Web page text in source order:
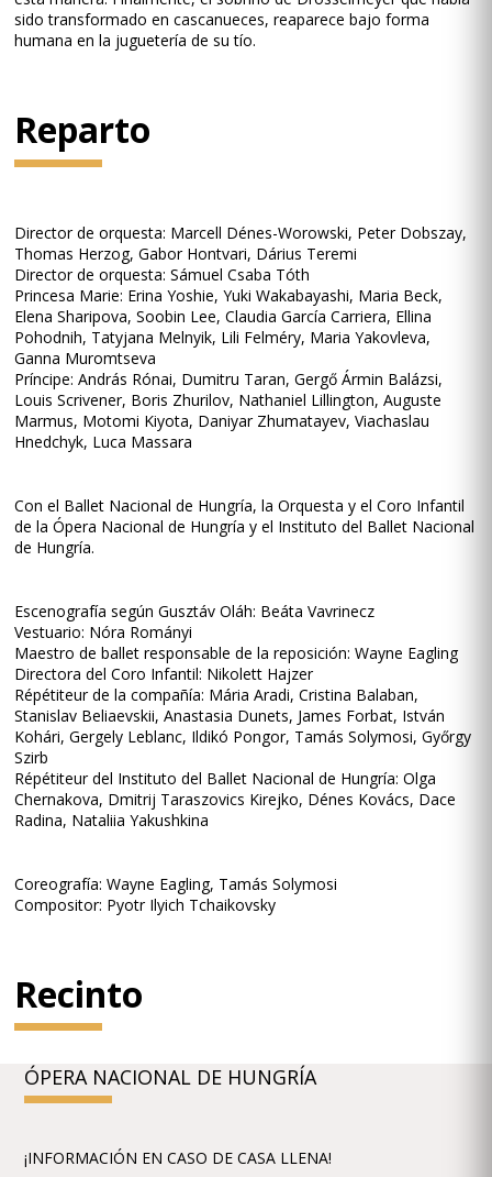
sido transformado en cascanueces, reaparece bajo forma
humana en la juguetería de su tío.
Reparto
Director de orquesta: Marcell Dénes-Worowski, Peter Dobszay,
Thomas Herzog, Gabor Hontvari, Dárius Teremi
Director de orquesta: Sámuel Csaba Tóth
Princesa Marie: Erina Yoshie, Yuki Wakabayashi, Maria Beck,
Elena Sharipova, Soobin Lee, Claudia García Carriera, Ellina
Pohodnih, Tatyjana Melnyik, Lili Felméry, Maria Yakovleva,
Ganna Muromtseva
Príncipe: András Rónai, Dumitru Taran, Gergő Ármin Balázsi,
Louis Scrivener, Boris Zhurilov, Nathaniel Lillington, Auguste
Marmus, Motomi Kiyota, Daniyar Zhumatayev, Viachaslau
Hnedchyk, Luca Massara
Con el Ballet Nacional de Hungría, la Orquesta y el Coro Infantil
de la Ópera Nacional de Hungría y el Instituto del Ballet Nacional
de Hungría.
Escenografía según Gusztáv Oláh: Beáta Vavrinecz
Vestuario: Nóra Rományi
Maestro de ballet responsable de la reposición: Wayne Eagling
Directora del Coro Infantil: Nikolett Hajzer
Répétiteur de la compañía: Mária Aradi, Cristina Balaban,
Stanislav Beliaevskii, Anastasia Dunets, James Forbat, István
Kohári, Gergely Leblanc, Ildikó Pongor, Tamás Solymosi, Győrgy
Szirb
Répétiteur del Instituto del Ballet Nacional de Hungría: Olga
Chernakova, Dmitrij Taraszovics Kirejko, Dénes Kovács, Dace
Radina, Nataliia Yakushkina
Coreografía: Wayne Eagling, Tamás Solymosi
Compositor: Pyotr Ilyich Tchaikovsky
Recinto
ÓPERA NACIONAL DE HUNGRÍA
¡INFORMACIÓN EN CASO DE CASA LLENA!